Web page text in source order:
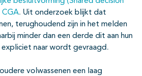
CGA. Uit onderzoek blijkt dat
terughoudend zijn in het melden
minder dan een derde dit aan hun
naar wordt gevraagd.
volwassenen een laag